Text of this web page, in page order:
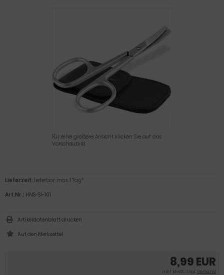
Für eine größere Ansicht klicken Sie auf das
Vorschaubild
8,99 EUR
inkl .MwSt., zzgl.Versand
Lieferzeit: lieferbar, max. 1 Tag*
Art.Nr.: HNS-SI-101
Artikeldatenblatt drucken